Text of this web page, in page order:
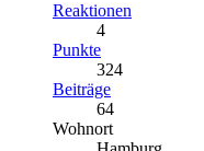
Reaktionen
4
Punkte
324
Beiträge
64
Wohnort